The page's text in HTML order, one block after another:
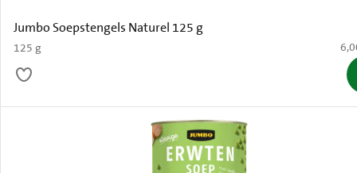
Jumbo Soepstengels Naturel 125 g
125 g €